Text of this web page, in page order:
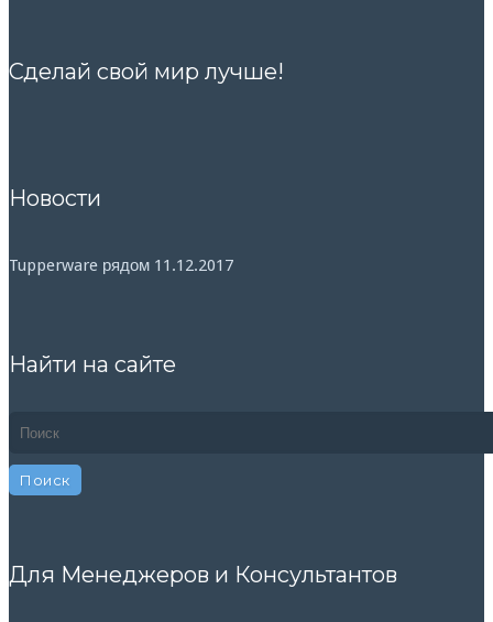
Сделай свой мир лучше!
Новости
Tupperware рядом 11.12.2017
Найти на сайте
Для Менеджеров и Консультантов